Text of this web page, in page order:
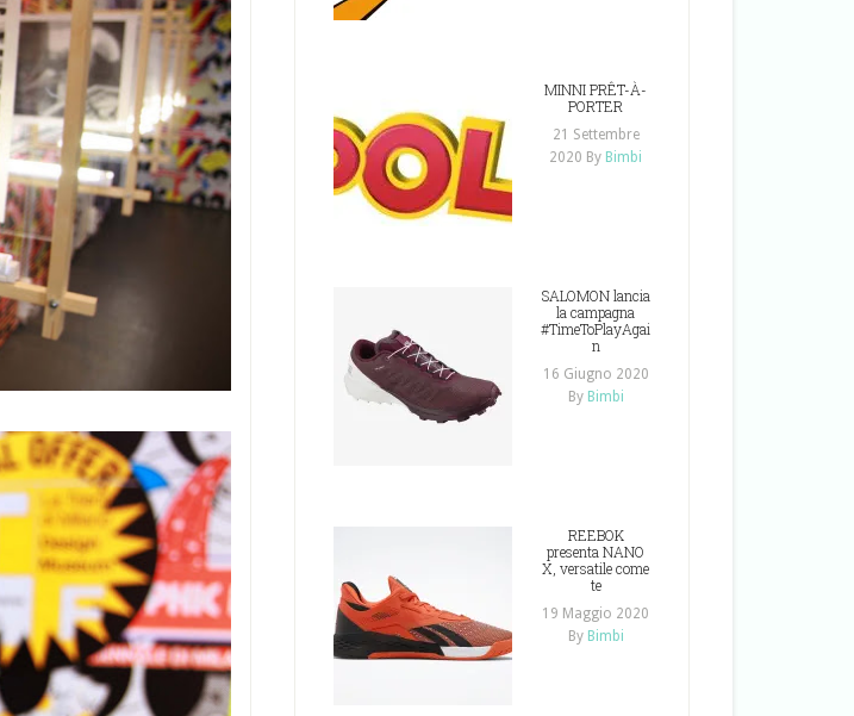
MINNI PRÊT-À-
PORTER
21 Settembre
2020 By Bimbi
SALOMON lancia
la campagna
#TimeToPlayAgai
n
16 Giugno 2020
By Bimbi
REEBOK
presenta NANO
X, versatile come
te
19 Maggio 2020
By Bimbi